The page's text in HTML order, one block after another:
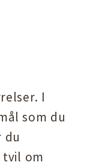
I
som du
du
tvil om